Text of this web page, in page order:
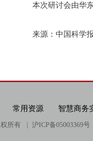
本次研讨会由华东
来源：中国科学报
常用资源 智慧商务
所有 | 沪ICP备05003369号